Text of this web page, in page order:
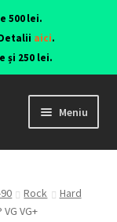
500 lei.
aici.
și 250 lei.
Meniu
Rock
Hard
VG+